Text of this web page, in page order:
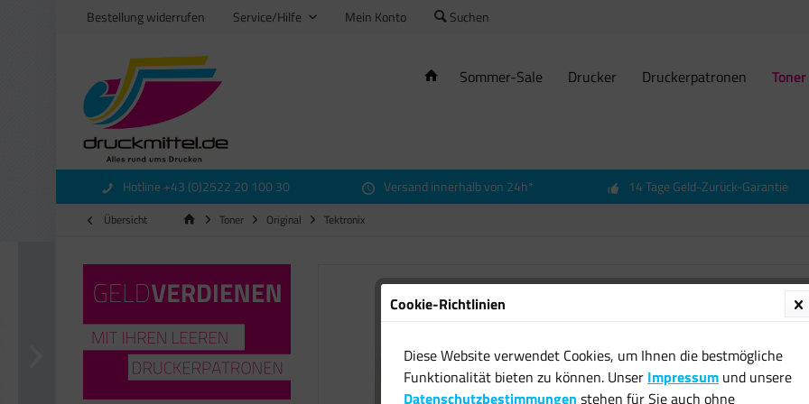
Bestellung widerrufen Service/Hilfe Mein Konto Suchen
Sommer-Sale Drucker Druckerpatronen Toner
Hotline +43 (0)2522 20 100 30 Versand innerhalb von 24h* 14 Tage Geld-Zurück-Garantie
Übersicht Toner Original Tektronix
2x
16,95 €
inkl. MwSt.
Cookie-Richtlinien
Diese Website verwendet Cookies, um Ihnen die bestmögliche
Funktionalität bieten zu können. Unser Impressum und unsere
Datenschutzbestimmungen stehen für Sie auch ohne